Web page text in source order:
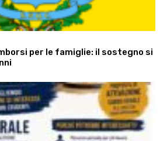
per le famiglie: il sostegno si